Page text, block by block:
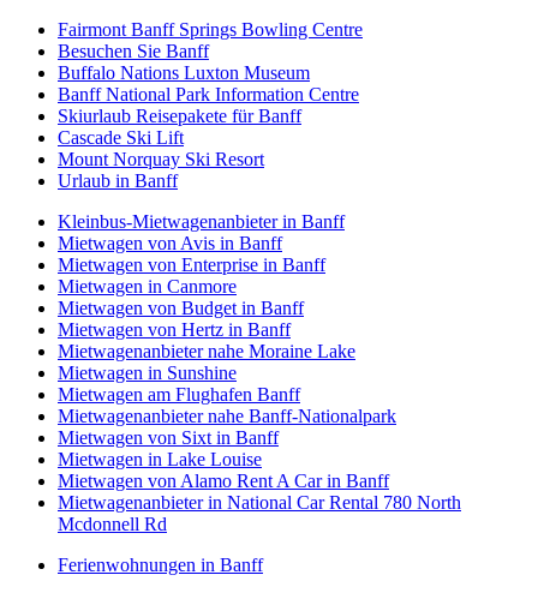
Fairmont Banff Springs Bowling Centre
Besuchen Sie Banff
Buffalo Nations Luxton Museum
Banff National Park Information Centre
Skiurlaub Reisepakete für Banff
Cascade Ski Lift
Mount Norquay Ski Resort
Urlaub in Banff
Kleinbus-Mietwagenanbieter in Banff
Mietwagen von Avis in Banff
Mietwagen von Enterprise in Banff
Mietwagen in Canmore
Mietwagen von Budget in Banff
Mietwagen von Hertz in Banff
Mietwagenanbieter nahe Moraine Lake
Mietwagen in Sunshine
Mietwagen am Flughafen Banff
Mietwagenanbieter nahe Banff-Nationalpark
Mietwagen von Sixt in Banff
Mietwagen in Lake Louise
Mietwagen von Alamo Rent A Car in Banff
Mietwagenanbieter in National Car Rental 780 North
Mcdonnell Rd
Ferienwohnungen in Banff